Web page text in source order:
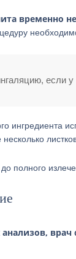
временно
если
ингредиента
несколько
полного